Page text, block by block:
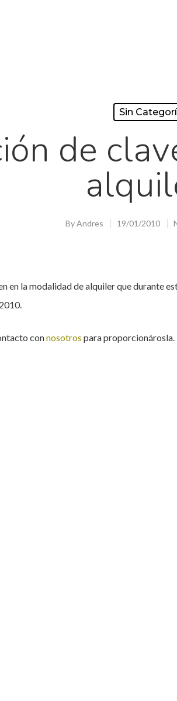
Sin
de
ByAndres 19/01/2010
en la modalidad de alquiler que durante
connosotros para proporcionárosla.